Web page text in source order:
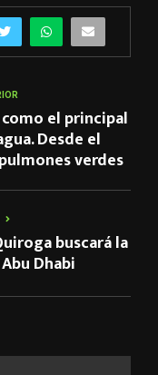
el principal
Desde el
verdes
buscará la
Dhabi